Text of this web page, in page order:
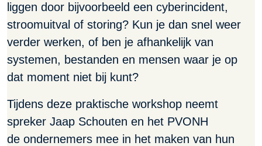
liggen door bijvoorbeeld een cyberincident,
stroomuitval of storing? Kun je dan snel weer
verder werken, of ben je afhankelijk van
systemen, bestanden en mensen waar je op
dat moment niet bij kunt?
Tijdens deze praktische workshop neemt
spreker Jaap Schouten en het PVONH
de ondernemers mee in het maken van hun